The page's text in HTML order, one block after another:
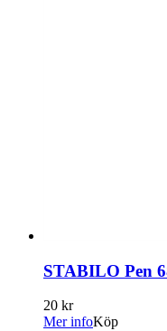
STABILO Pen
20 kr
Mer infoKöp